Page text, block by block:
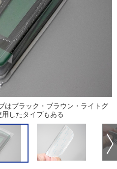
はブラック・ブラウン・ライトグ
したタイプもある